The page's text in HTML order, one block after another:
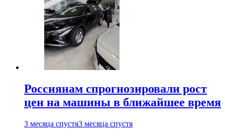
Россиянам спрогнозировали рост
цен на машины в ближайшее время
3 месяца спустя3 месяца спустя